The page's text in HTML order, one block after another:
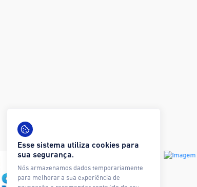
Esse sistema utiliza cookies para
sua segurança.
Nós armazenamos dados temporariamente
para melhorar a sua experiência de